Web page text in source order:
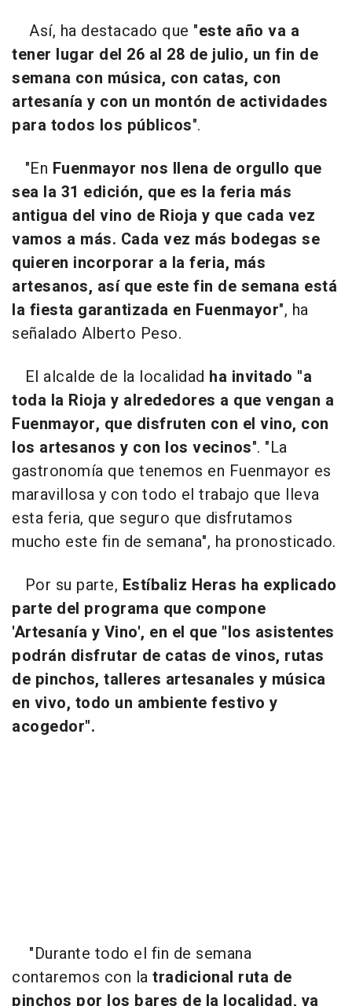
Así, ha destacado que "este año va a
tener lugar del 26 al 28 de julio, un fin de
semana con música, con catas, con
artesanía y con un montón de actividades
para todos los públicos".
"En Fuenmayor nos llena de orgullo que
sea la 31 edición, que es la feria más
antigua del vino de Rioja y que cada vez
vamos a más. Cada vez más bodegas se
quieren incorporar a la feria, más
artesanos, así que este fin de semana está
la fiesta garantizada en Fuenmayor", ha
señalado Alberto Peso.
El alcalde de la localidad ha invitado "a
toda la Rioja y alrededores a que vengan a
Fuenmayor, que disfruten con el vino, con
los artesanos y con los vecinos". "La
gastronomía que tenemos en Fuenmayor es
maravillosa y con todo el trabajo que lleva
esta feria, que seguro que disfrutamos
mucho este fin de semana", ha pronosticado.
Por su parte, Estíbaliz Heras ha explicado
parte del programa que compone
'Artesanía y Vino', en el que "los asistentes
podrán disfrutar de catas de vinos, rutas
de pinchos, talleres artesanales y música
en vivo, todo un ambiente festivo y
acogedor".
"Durante todo el fin de semana
contaremos con la tradicional ruta de
pinchos por los bares de la localidad, ya